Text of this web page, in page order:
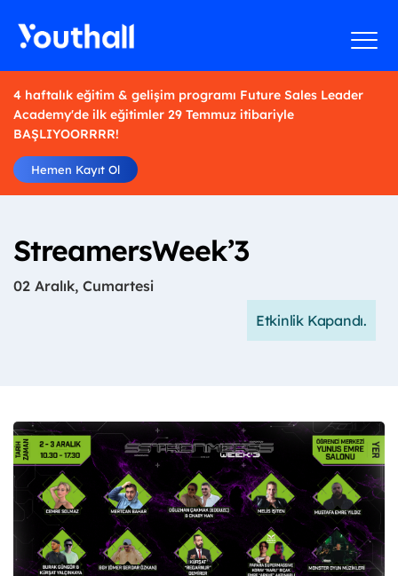
4 haftalık eğitim & gelişim programı Future Sales Leader
Academy'de ilk eğitimler 29 Temmuz itibariyle
BAŞLIYOORRRR!
Hemen Kayıt Ol
StreamersWeek’3
02 Aralık, Cumartesi
Etkinlik Kapandı.